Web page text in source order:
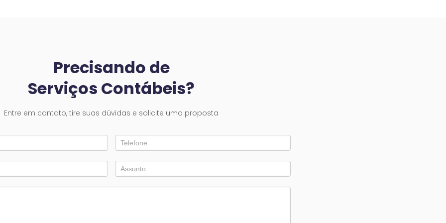
Precisando de
Serviços Contábeis?
Entre em contato, tire suas dúvidas e solicite uma proposta